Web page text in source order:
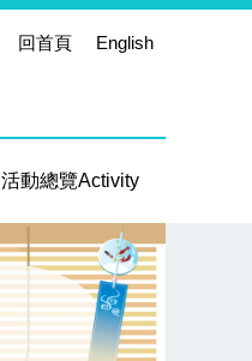
回首頁 English
活動總覽Activity